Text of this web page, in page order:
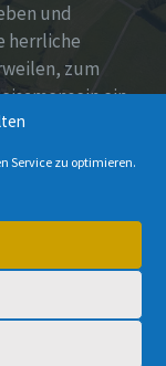
Service zu optimieren.
und
herrliche
zum
ein.